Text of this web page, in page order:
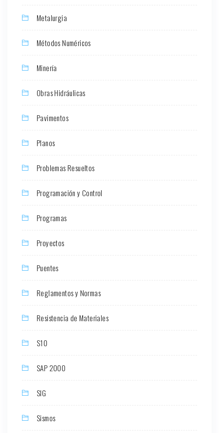
Metalurgia
Métodos Numéricos
Minería
Obras Hidráulicas
Pavimentos
Planos
Problemas Resueltos
Programación y Control
Programas
Proyectos
Puentes
Reglamentos y Normas
Resistencia de Materiales
S10
SAP 2000
SIG
Sismos